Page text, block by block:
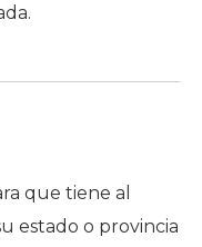
que tiene al
estado o provincia